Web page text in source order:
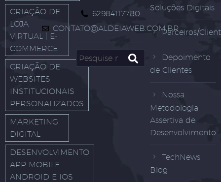
CRIAÇÃO DE
LOJA
VIRTUAL | E-
COMMERCE
CRIAÇÃO DE
WEBSITES
INSTITUCIONAIS
PERSONALIZADOS
MARKETING
DIGITAL
DESENVOLVIMENTO
APP MOBILE
ANDROID E IOS
62984117780
CONTATO@ALDEIAWEB.COM.BR
Soluções Digitais
Parceiros/
Depoimento
de Clientes
Nossa
Metodologia
Assertiva de
Desenvolvimento
TechNews
Blog